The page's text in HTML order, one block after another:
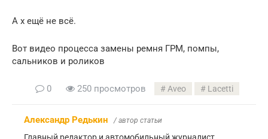
А х ещё не всё.
Вот видео процесса замены ремня ГРМ, помпы,
сальников и роликов
0 250 просмотров Aveo Lacetti
Александр Редькин / автор статьи